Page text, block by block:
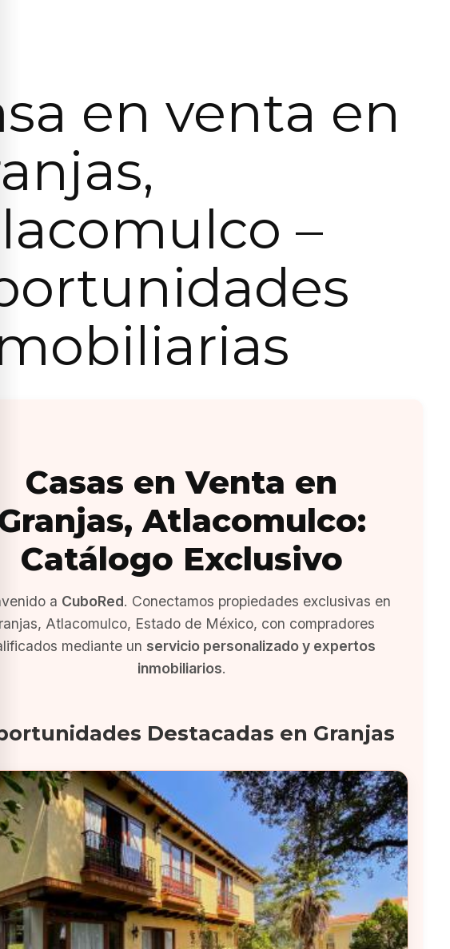
en venta en
–
Casas en Venta en
Atlacomulco:
Catálogo Exclusivo
a CuboRed. Conectamos propiedades exclusivas en
Atlacomulco, Estado de México, con compradores
mediante un servicio personalizado y expertos
inmobiliarios.
Destacadas en Granjas